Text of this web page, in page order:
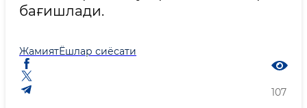
бағишлади.
ЖамиятЁшлар сиёсати
107